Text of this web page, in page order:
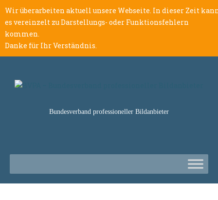
Wir überarbeiten aktuell unsere Webseite. In dieser Zeit
es vereinzelt zu Darstellungs- oder Funktionsfehlern
kommen.
Danke für Ihr Verständnis.
Bundesverband professioneller Bildanbieter